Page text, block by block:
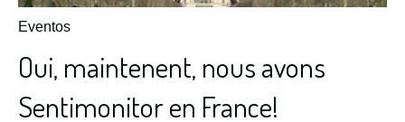
Eventos
Oui, maintenent, nous avons
Sentimonitor en France!